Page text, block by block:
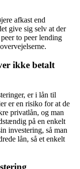
afkast end
give sig selv at der
to peer lending
ikke betalt
er i lån til
er en risiko for at de
privatlån, og man
på en enkelt
investering, så man
lån, så et enkelt